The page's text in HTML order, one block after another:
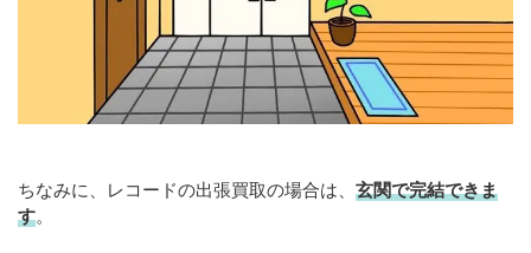
ちなみに、レコードの出張買取の場合は、 玄関で完結できま
す。